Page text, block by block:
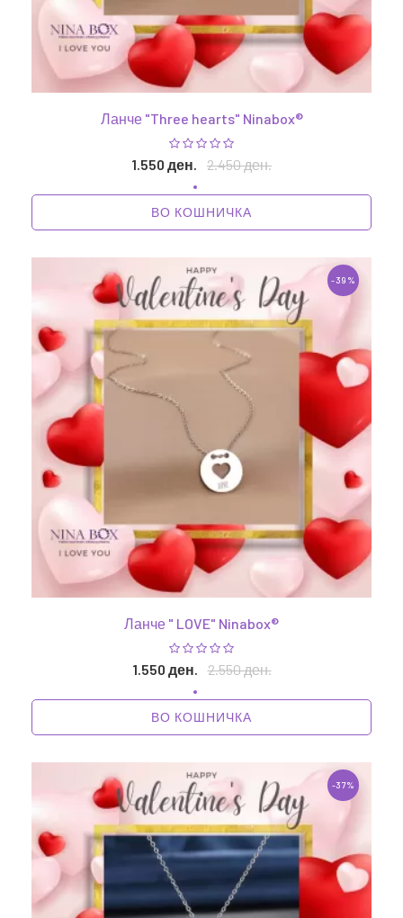
Ланче "Three hearts" Ninabox®
1.550 ден. 2.450 ден.
ВО КОШНИЧКА
-39%
Ланче " LOVE" Ninabox®
1.550 ден. 2.550 ден.
ВО КОШНИЧКА
-37%